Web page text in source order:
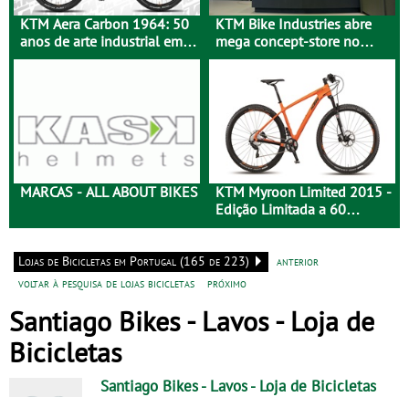
KTM Aera Carbon 1964: 50
anos de arte industrial em
carbono
KTM Bike Industries abre
mega concept-store no
Porto
MARCAS - ALL ABOUT BIKES
KTM Myroon Limited 2015 -
Edição Limitada a 60
Unidades
Lojas de Bicicletas em Portugal (165 de 223)
anterior
voltar à pesquisa de lojas bicicletas
próximo
Santiago Bikes - Lavos - Loja de
Bicicletas
Santiago Bikes - Lavos- Loja de Bicicletas